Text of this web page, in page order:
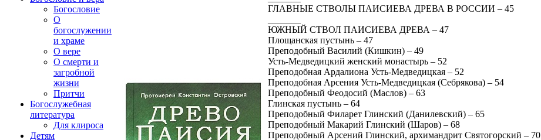
Богословие
О
богослужении
и храме
О вере
О смерти и
загробной
жизни
Притчи
Богослужебная
литература
Для клироса
Детям
ГЛАВНЫЕ СТВОЛЫ ПАИСИЕВА ДРЕВА В РОССИИ – 45
ЮЖНЫЙ СТВОЛ ПАИСИЕВА ДРЕВА – 47
Площанская пустынь – 47
Преподобный Василий (Кишкин) – 49
Усть-Медведицкий женский монастырь – 52
Преподобная Ардалиона Усть-Медведицкая – 52
Преподобная Арсения Усть-Медведицкая (Себрякова) – 54
Преподобный Феодосий (Маслов) – 63
Глинская пустынь – 64
Преподобный Филарет Глинский (Данилевский) – 65
Преподобный Макарий Глинский (Шаров) – 68
Преподобный Арсений Глинский, архимандрит Святогорский – 70